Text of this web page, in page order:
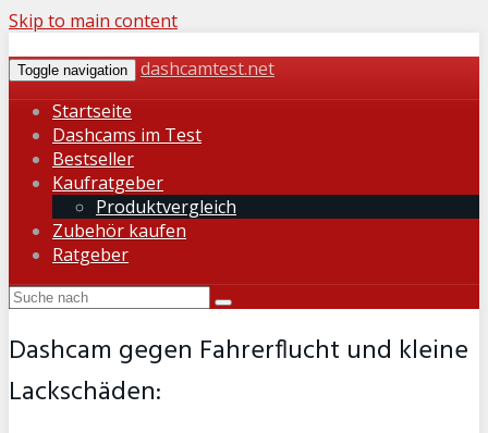
Skip to main content
Toggle navigation
dashcamtest.net
Startseite
Dashcams im Test
Bestseller
Kaufratgeber
Produktvergleich
Zubehör kaufen
Ratgeber
Dashcam gegen Fahrerflucht und kleine
Lackschäden: